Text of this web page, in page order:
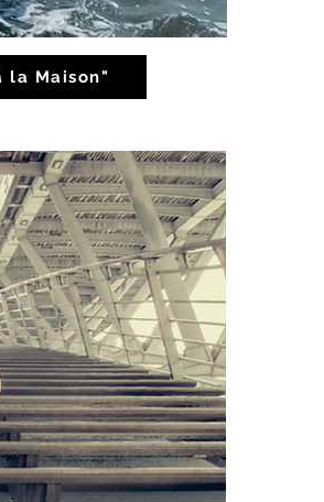
la Maison"